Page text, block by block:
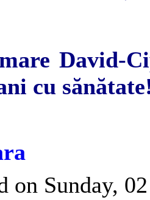
mare David-
cu
on Sunday,